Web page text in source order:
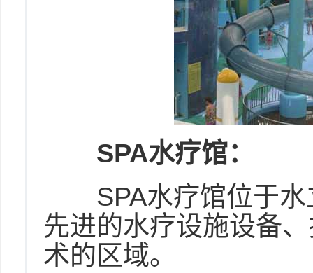
SPA水疗馆：
SPA水疗馆位于水
先进的水疗设施设备
术的区域。